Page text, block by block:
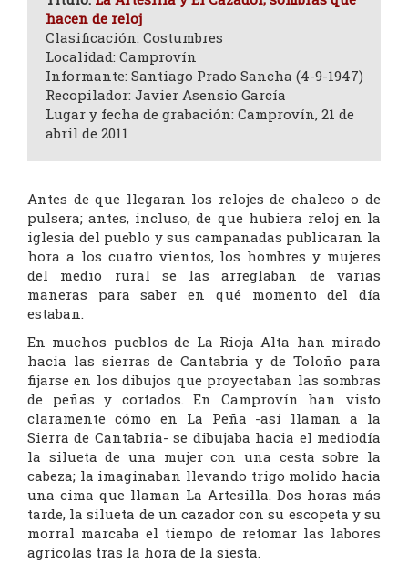
hacen de reloj
Clasificación: Costumbres
Localidad: Camprovín
Informante: Santiago Prado Sancha (4-9-1947)
Recopilador: Javier Asensio García
Lugar y fecha de grabación: Camprovín, 21 de
abril de 2011
Antes de que llegaran los relojes de chaleco o de
pulsera; antes, incluso, de que hubiera reloj en la
iglesia del pueblo y sus campanadas publicaran la
hora a los cuatro vientos, los hombres y mujeres
del medio rural se las arreglaban de varias
maneras para saber en qué momento del día
estaban.
En muchos pueblos de La Rioja Alta han mirado
hacia las sierras de Cantabria y de Toloño para
fijarse en los dibujos que proyectaban las sombras
de peñas y cortados. En Camprovín han visto
claramente cómo en La Peña -así llaman a la
Sierra de Cantabria- se dibujaba hacia el mediodía
la silueta de una mujer con una cesta sobre la
cabeza; la imaginaban llevando trigo molido hacia
una cima que llaman La Artesilla. Dos horas más
tarde, la silueta de un cazador con su escopeta y su
morral marcaba el tiempo de retomar las labores
agrícolas tras la hora de la siesta.